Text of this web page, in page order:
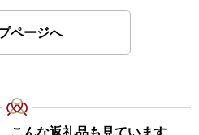
ページへ
こんな返礼品も見ています